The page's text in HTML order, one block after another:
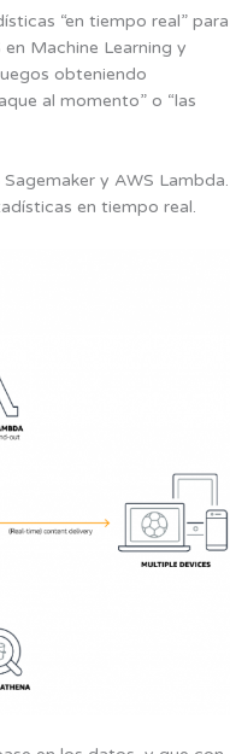
“en tiempo real” para
Machine Learning y
obteniendo
al momento” o “las
y AWS Lambda.
en tiempo real.